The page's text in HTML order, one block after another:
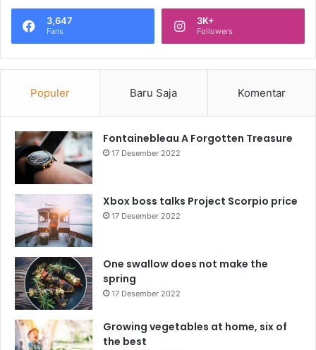
3,647
Fans
3K+
Followers
Populer Baru Saja Komentar
Fontainebleau A Forgotten Treasure
17 Desember 2022
Xbox boss talks Project Scorpio price
17 Desember 2022
One swallow does not make the
spring
17 Desember 2022
Growing vegetables at home, six of
the best